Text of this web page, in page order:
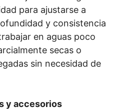
para ajustarse a
y consistencia
en aguas poco
secas o
sin necesidad de
y accesorios